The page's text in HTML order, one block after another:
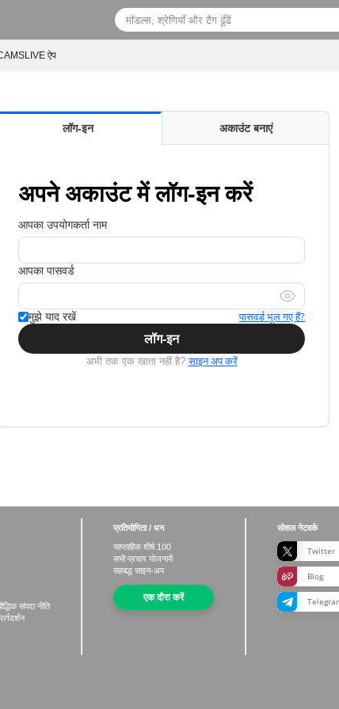
ऐप
लॉग‑इन अकाउंट बनाएं
अपने अकाउंट में लॉग-इन करें
आपका उपयोगकर्ता नाम
आपका पासवर्ड
मुझे याद रखें पासवर्ड भूल गए हैं?
लॉग‑इन
अभी तक एक खाता नहीं है?साइन अप करें
संपदा नीति
प्रतियोगिता / धन
साप्ताहिक शीर्ष 100
सभी प्रचार योजनायें
सहबद्ध साइन-अप
एक दौरा करें
सोशल नेटवर्क
Twitter
Blog